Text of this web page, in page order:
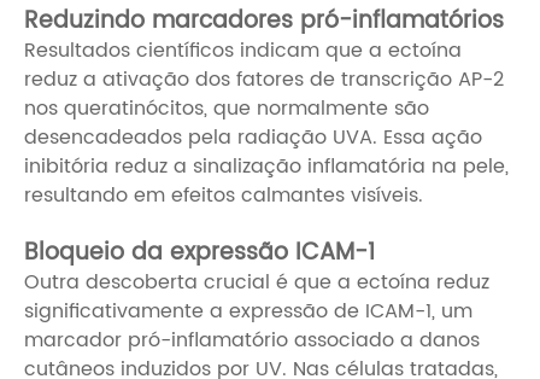
Reduzindo marcadores pró-inflamatórios
Resultados científicos indicam que a ectoína
reduz a ativação dos fatores de transcrição AP-2
nos queratinócitos, que normalmente são
desencadeados pela radiação UVA. Essa ação
inibitória reduz a sinalização inflamatória na pele,
resultando em efeitos calmantes visíveis.
Bloqueio da expressão ICAM-1
Outra descoberta crucial é que a ectoína reduz
significativamente a expressão de ICAM-1, um
marcador pró-inflamatório associado a danos
cutâneos induzidos por UV. Nas células tratadas,